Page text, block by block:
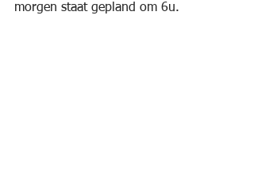
morgen staat gepland om 6u.